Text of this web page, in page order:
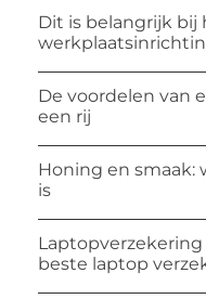
Dit is belangrijk bij
De voordelen van
een rij
Honing en smaak:
is
Laptopverzekering
beste laptop